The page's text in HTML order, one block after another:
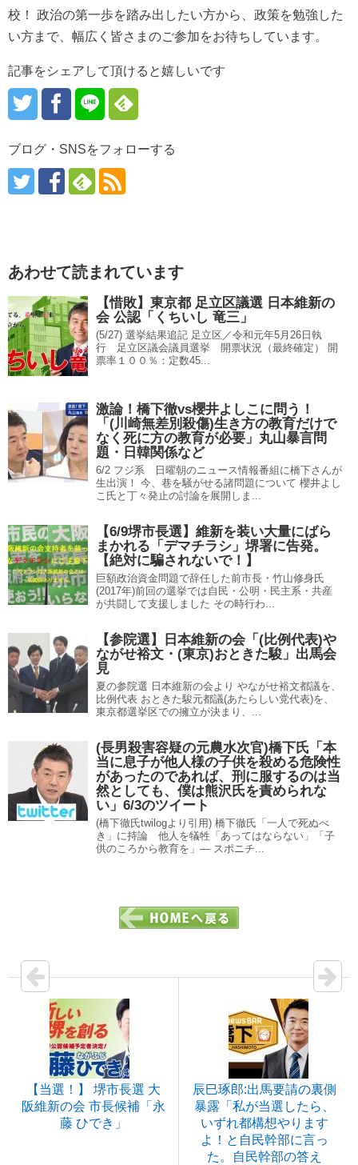
校！ 政治の第一歩を踏み出したい方から、政策を勉強した
い方まで、幅広く皆さまのご参加をお待ちしています。
記事をシェアして頂けると嬉しいです
ブログ・SNSをフォローする
あわせて読まれています
【惜敗】東京都 足立区議選 日本維新の
会 公認「くちいし 竜三」
(5/27) 選挙結果追記 足立区／令和元年5月26日執
行 足立区議会議員選挙 開票状況（最終確定） 開
票率１００％：定数45...
激論！橋下徹vs櫻井よしこに問う！
「(川崎無差別殺傷)生き方の教育だけで
なく死に方の教育が必要」丸山暴言問
題・日韓関係など
6/2 フジ系 日曜朝のニュース情報番組に橋下さんが
生出演！ 今、巷を騒がせる諸問題について 櫻井よし
こ氏と丁々発止の討論を展開しま...
【6/9堺市長選】維新を装い大量にばら
まかれる「デマチラシ」堺署に告発。
【絶対に騙されないで！】
巨額政治資金問題で辞任した前市長・竹山修身氏
(2017年)前回の選挙では自民・公明・民主系・共産
が共闘して支援しました その時行わ...
【参院選】日本維新の会「(比例代表)や
ながせ裕文・(東京)おときた駿」出馬会
見
夏の参院選 日本維新の会より やながせ裕文都議を、
比例代表 おときた駿元都議(あたらしい党代表)を、
東京都選挙区での擁立が決まり、...
(長男殺害容疑の元農水次官)橋下氏「本
当に息子が他人様の子供を殺める危険性
があったのであれば、刑に服するのは当
然としても、僕は熊沢氏を責められな
い」6/3のツイート
(橋下徹氏twilogより引用) 橋下徹氏「一人で死ぬべ
き」に持論 他人を犠牲「あってはならない」「子
供のころから教育を」― スポニチ...
【当選！】 堺市長選 大
阪維新の会 市長候補「永
藤 ひでき」
辰巳琢郎:出馬要請の裏側
暴露「私が当選したら、
いずれ都構想やります
よ！と自民幹部に言っ
た。自民幹部の答え